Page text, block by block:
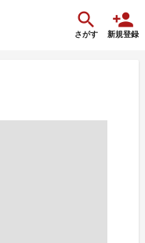
さがす 新規登録